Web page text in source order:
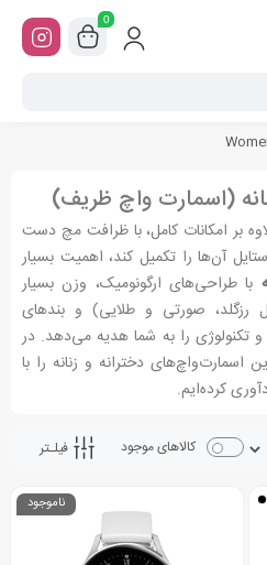
0
(اسمارت واچ ظریف)
بر امکانات کامل، با ظرافت مچ دست
آن‌ها را تکمیل کند، اهمیت بسیار
با طراحی‌های ارگونومیک، وزن بسیار
صورتی و طلایی) و بندهای
تکنولوژی را به شما هدیه می‌دهد. در
اسمارت‌واچ‌های دخترانه و زنانه را با
کرده‌ایم.
فیلـتر کالاهای موجود
ناموجود